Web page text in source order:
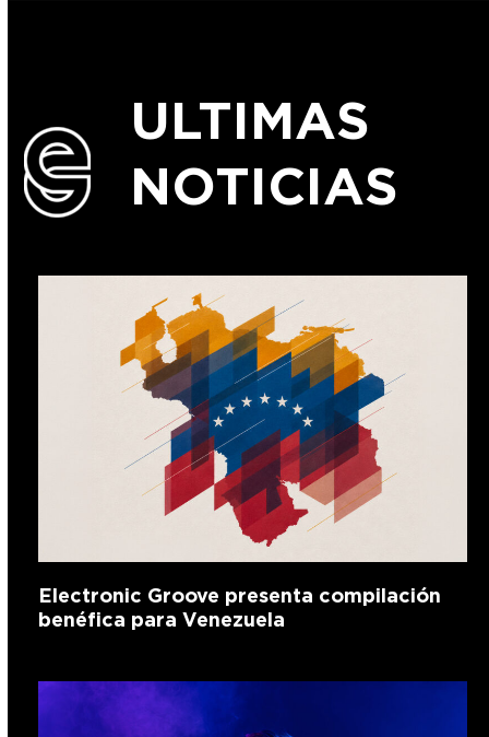
ULTIMAS
NOTICIAS
Electronic Groove presenta compilación
benéfica para Venezuela